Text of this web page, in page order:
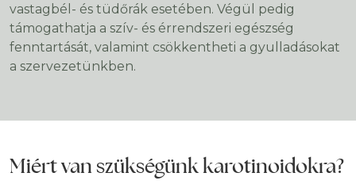
vastagbél- és tüdőrák esetében. Végül pedig
támogathatja a szív- és érrendszeri egészség
fenntartását, valamint csökkentheti a gyulladásokat
a szervezetünkben.
Miért van szükségünk karotinoidokra?